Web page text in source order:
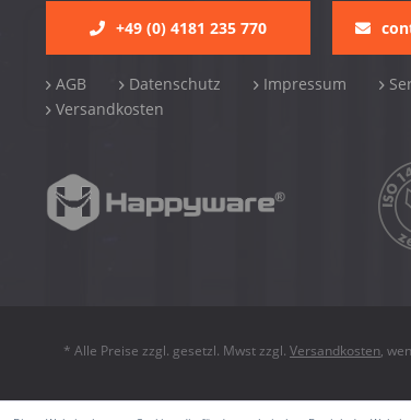
+49 (0) 4181 235 770
AGB Datenschutz Impressum
Versandkosten
* Alle Preise zzgl. gesetzl. Mwst zzgl. Versandkosten,